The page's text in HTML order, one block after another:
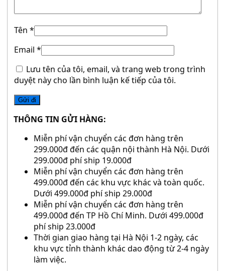
Tên *
Email *
Lưu tên của tôi, email, và trang web trong trình
duyệt này cho lần bình luận kế tiếp của tôi.
THÔNG TIN GỬI HÀNG:
Miễn phí vận chuyển các đơn hàng trên
299.000đ đến các quận nội thành Hà Nội. Dưới
299.000đ phí ship 19.000đ
Miễn phí vận chuyển các đơn hàng trên
499.000đ đến các khu vực khác và toàn quốc.
Dưới 499.000đ phí ship 29.000đ
Miễn phí vận chuyển các đơn hàng trên
499.000đ đến TP Hồ Chí Minh. Dưới 499.000đ
phí ship 23.000đ
Thời gian giao hàng tại Hà Nội 1-2 ngày, các
khu vực tỉnh thành khác dao động từ 2-4 ngày
làm việc.